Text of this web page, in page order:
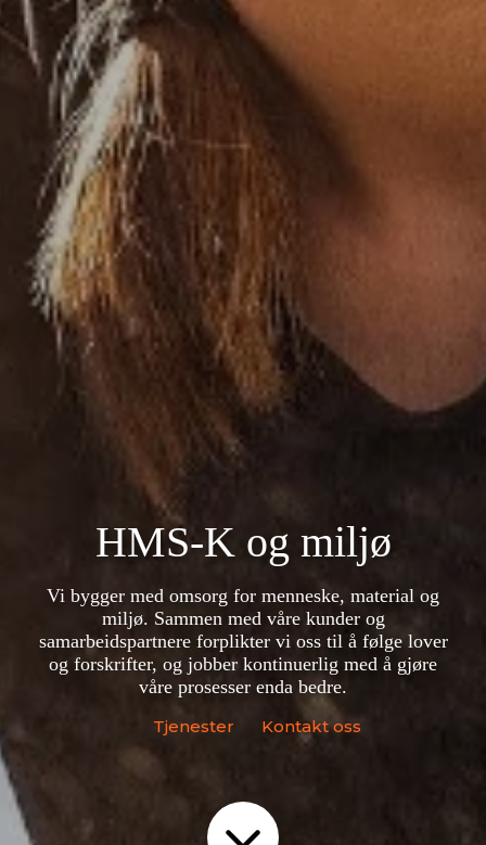
HMS-K og miljø
Vi bygger med omsorg for menneske, material og
miljø. Sammen med våre kunder og
samarbeidspartnere forplikter vi oss til å følge lover
og forskrifter, og jobber kontinuerlig med å gjøre
våre prosesser enda bedre.
Tjenester Kontakt oss